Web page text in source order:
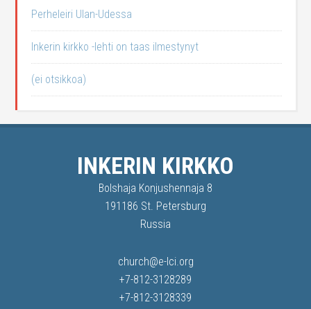
Perheleiri Ulan-Udessa
Inkerin kirkko -lehti on taas ilmestynyt
(ei otsikkoa)
INKERIN KIRKKO
Bolshaja Konjushennaja 8
191186 St. Petersburg
Russia
church@e-lci.org
+7-812-3128289
+7-812-3128339